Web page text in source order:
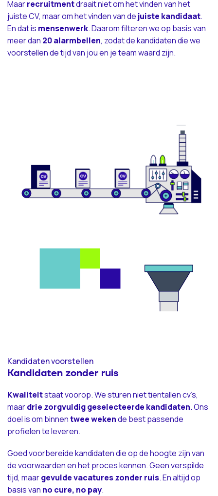
Maarrecruitmentdraait niet om het vinden van het
juiste CV, maar om het vinden van de juiste kandidaat.
En dat is mensenwerk. Daarom filteren we op basis van
meer dan 20 alarmbellen, zodat de kandidaten die we
voorstellen de tijd van jou en je team waard zijn.
Kandidaten voorstellen
Kandidaten zonder ruis
Kwaliteitstaat voorop. We sturen niet tientallen cv’s,
maardrie zorgvuldig geselecteerde kandidaten. Ons
doel is om binnentwee wekende best passende
profielen te leveren.
Goed voorbereide kandidaten die op de hoogte zijn van
de voorwaarden en het proces kennen. Geen verspilde
tijd, maargevulde vacatures zonder ruis. En altijd op
basis van no cure, no pay.